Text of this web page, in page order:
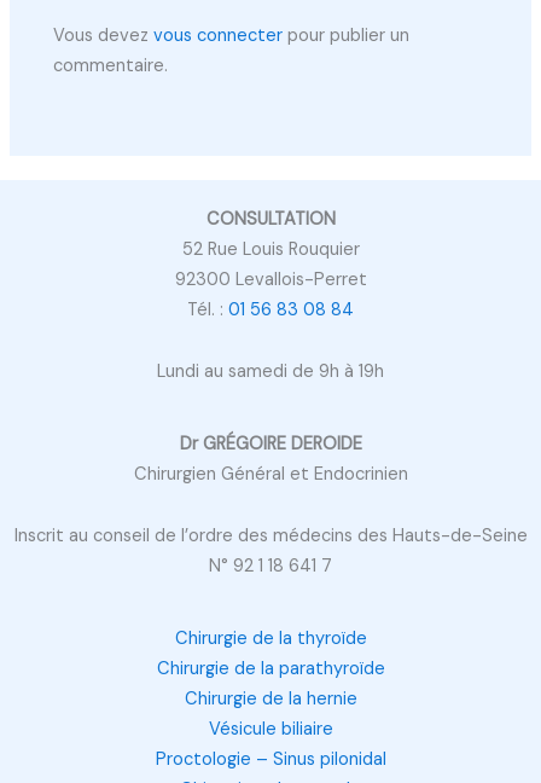
Vous devezvous connecter pour publier un
commentaire.
CONSULTATION
52 Rue Louis Rouquier
92300 Levallois-Perret
Tél. : 01 56 83 08 84
Lundi au samedi de 9h à 19h
Dr GRÉGOIRE DEROIDE
Chirurgien Général et Endocrinien
Inscrit au conseil de l’ordre des médecins des Hauts-de-Seine
N° 92 1 18 641 7
Chirurgie de la thyroïde
Chirurgie de la parathyroïde
Chirurgie de la hernie
Vésicule biliaire
Proctologie – Sinus pilonidal